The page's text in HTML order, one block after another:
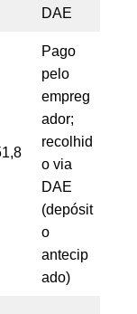
DAE
Pago
pelo
empreg
ador;
recolhid
o via
DAE
(depósit
o
antecip
ado)